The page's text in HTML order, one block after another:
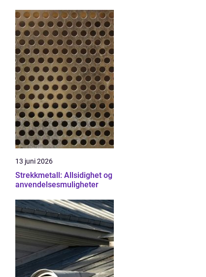
13 juni 2026
Strekkmetall: Allsidighet og
anvendelsesmuligheter